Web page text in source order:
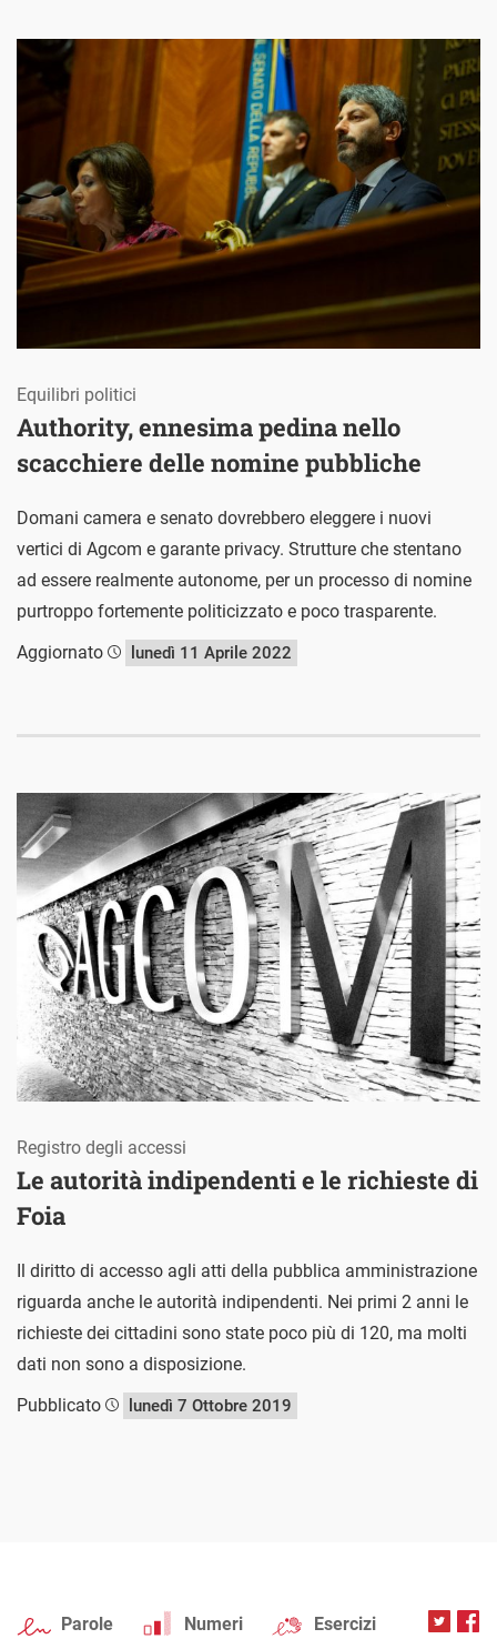
Authority, ennesima pedina nello
scacchiere delle nomine pubbliche
Equilibri politici
Domani camera e senato dovrebbero eleggere i nuovi
vertici di Agcom e garante privacy. Strutture che stentano
ad essere realmente autonome, per un processo di nomine
purtroppo fortemente politicizzato e poco trasparente.
Aggiornato
lunedì 11 Aprile 2022
Le autorità indipendenti e le richieste di
Foia
Registro degli accessi
Il diritto di accesso agli atti della pubblica amministrazione
riguarda anche le autorità indipendenti. Nei primi 2 anni le
richieste dei cittadini sono state poco più di 120, ma molti
dati non sono a disposizione.
Pubblicato
lunedì 7 Ottobre 2019
Parole Numeri Esercizi